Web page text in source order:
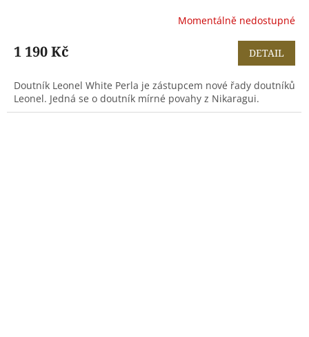
Momentálně nedostupné
1 190 Kč DETAIL
Doutník Leonel White Perla je zástupcem nové řady doutníků
Leonel. Jedná se o doutník mírné povahy z Nikaragui.